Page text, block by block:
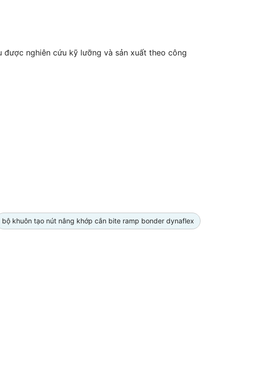
được nghiên cứu kỹ lưỡng và sản xuất theo công
bộ khuôn tạo nút nâng khớp cắn bite ramp bonder dynaflex